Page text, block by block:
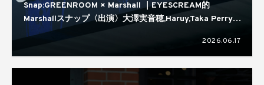
Snap:GREENROOM × Marshall ｜EYESCREAM的
Marshallスナップ〈出演〉大澤実音穂,Haruy,Taka Perry,
蒼葉える,kirin
2026.06.17